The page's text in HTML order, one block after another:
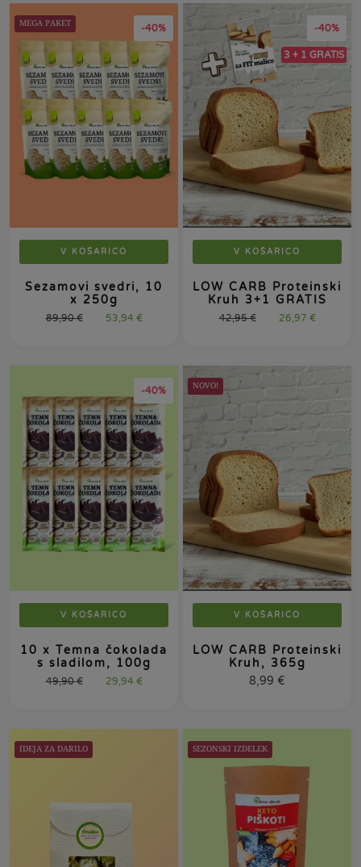
-40%
MEGA PAKET
V KOŠARICO
Sezamovi svedri, 10
x 250g
89,90€ 53,94 €
-40%
3 + 1 GRATIS
V KOŠARICO
LOW CARB Proteinski
Kruh 3+1 GRATIS
42,95€ 26,97 €
-40%
V KOŠARICO
10 x Temna čokolada
s sladilom, 100g
49,90€ 29,94 €
NOVO!
V KOŠARICO
LOW CARB Proteinski
Kruh, 365g
8,99 €
IDEJA ZA DARILO SEZONSKI IZDELEK